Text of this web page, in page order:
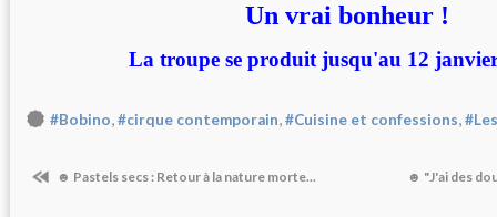
Un vrai bonheur !
La troupe se produit jusqu'au 12
#Bobino,#cirque contemporain,#Cuisine et confessions,
☻ Pastels secs : Retour à la nature morte... ☻ "J'ai des